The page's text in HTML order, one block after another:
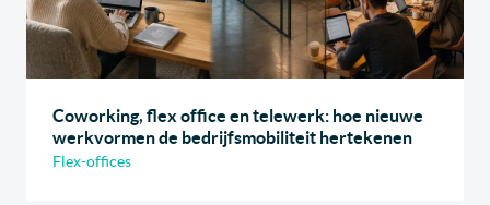
Coworking, flex office en telewerk: hoe nieuwe
werkvormen de bedrijfsmobiliteit hertekenen
Flex-offices